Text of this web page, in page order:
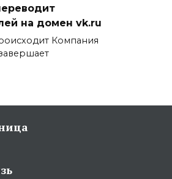
на домен vk.ru
Компания